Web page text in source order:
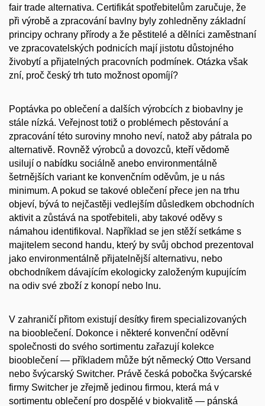
fair trade alternativa. Certifikát spotřebitelům zaručuje, že
při výrobě a zpracování bavlny byly zohledněny základní
principy ochrany přírody a že pěstitelé a dělníci zaměstnaní
ve zpracovatelských podnicích mají jistotu důstojného
živobytí a přijatelných pracovních podmínek. Otázka však
zní, proč český trh tuto možnost opomíjí?
Poptávka po oblečení a dalších výrobcích z biobavlny je
stále nízká. Veřejnost totiž o problémech pěstování a
zpracování této suroviny mnoho neví, natož aby pátrala po
alternativě. Rovněž výrobců a dovozců, kteří vědomě
usilují o nabídku sociálně anebo environmentálně
šetrnějších variant ke konvenčním oděvům, je u nás
minimum. A pokud se takové oblečení přece jen na trhu
objeví, bývá to nejčastěji vedlejším důsledkem obchodních
aktivit a zůstává na spotřebiteli, aby takové oděvy s
námahou identifikoval. Například se jen stěží setkáme s
majitelem second handu, který by svůj obchod prezentoval
jako environmentálně přijatelnější alternativu, nebo
obchodníkem dávajícím ekologicky založeným kupujícím
na odiv své zboží z konopí nebo lnu.
V zahraničí přitom existují desítky firem specializovaných
na biooblečení. Dokonce i některé konvenční oděvní
společnosti do svého sortimentu zařazují kolekce
biooblečení — příkladem může být německý Otto Versand
nebo švýcarský Switcher. Právě česká pobočka švýcarské
firmy Switcher je zřejmě jedinou firmou, která má v
sortimentu oblečení pro dospělé v biokvalitě — pánská